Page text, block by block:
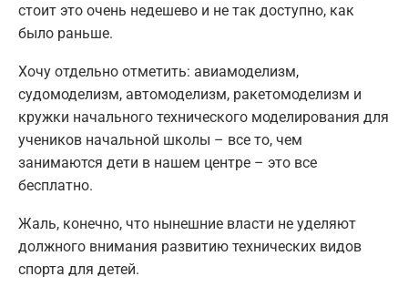
стоит это очень недешево и не так доступно, как
было раньше.
Хочу отдельно отметить: авиамоделизм,
судомоделизм, автомоделизм, ракетомоделизм и
кружки начального технического моделирования для
учеников начальной школы – все то, чем
занимаются дети в нашем центре – это все
бесплатно.
Жаль, конечно, что нынешние власти не уделяют
должного внимания развитию технических видов
спорта для детей.